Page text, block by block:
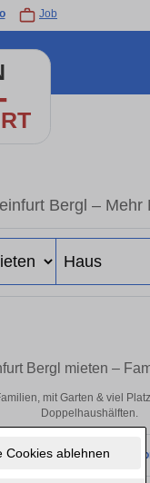
Cookies ablehnen
Job
Bergl –
Bergl mieten –
mit Garten & viel
Doppelhaushälften.
Schauen Sie bald wieder